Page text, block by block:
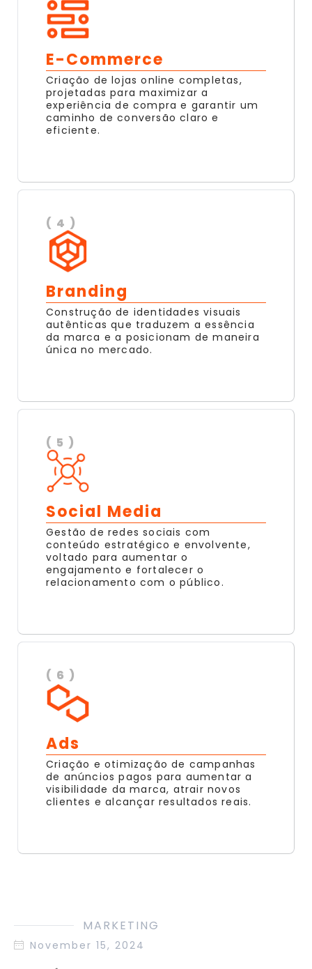
E-Commerce
Criação de lojas online completas,
projetadas para maximizar a
experiência de compra e garantir um
caminho de conversão claro e
eficiente.
( 4 )
Branding
Construção de identidades visuais
autênticas que traduzem a essência
da marca e a posicionam de maneira
única no mercado.
( 5 )
Social Media
Gestão de redes sociais com
conteúdo estratégico e envolvente,
voltado para aumentar o
engajamento e fortalecer o
relacionamento com o público.
( 6 )
Ads
Criação e otimização de campanhas
de anúncios pagos para aumentar a
visibilidade da marca, atrair novos
clientes e alcançar resultados reais.
MARKETING
November 15, 2024